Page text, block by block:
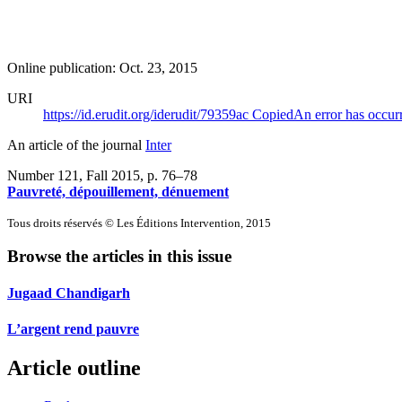
Online publication: Oct. 23, 2015
URI
https://id.erudit.org/iderudit/79359ac CopiedAn error has
An article of the journal Inter
Number 121, Fall 2015, p. 76–78
Pauvreté, dépouillement, dénuement
Tous droits réservés © Les Éditions Intervention, 2015
Browse the articles in this issue
Jugaad Chandigarh
L’argent rend pauvre
Article outline